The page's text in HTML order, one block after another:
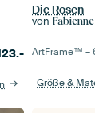
Die Rosen
von
ArtFrame™ –
Größe &